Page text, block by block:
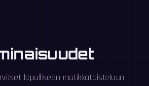
lopulliseen matikkataisteluun